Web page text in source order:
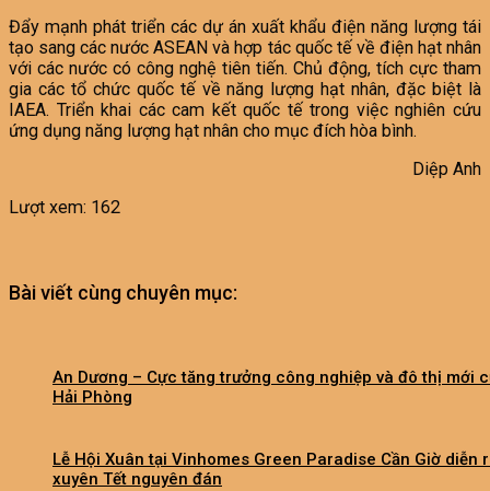
Đẩy mạnh phát triển các dự án xuất khẩu điện năng lượng tái
tạo sang các nước ASEAN và hợp tác quốc tế về điện hạt nhân
với các nước có công nghệ tiên tiến. Chủ động, tích cực tham
gia các tổ chức quốc tế về năng lượng hạt nhân, đặc biệt là
IAEA. Triển khai các cam kết quốc tế trong việc nghiên cứu
ứng dụng năng lượng hạt nhân cho mục đích hòa bình.
Diệp Anh
Lượt xem: 162
Bài viết cùng chuyên mục:
An Dương – Cực tăng trưởng công nghiệp và đô thị mới
Hải Phòng
Lễ Hội Xuân tại Vinhomes Green Paradise Cần Giờ diễn
xuyên Tết nguyên đán